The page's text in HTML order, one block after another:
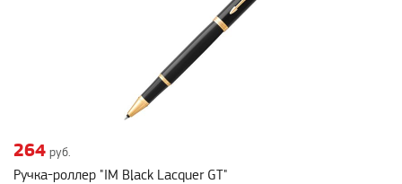
264 руб.
Ручка-роллер "IM Black Lacquer GT"